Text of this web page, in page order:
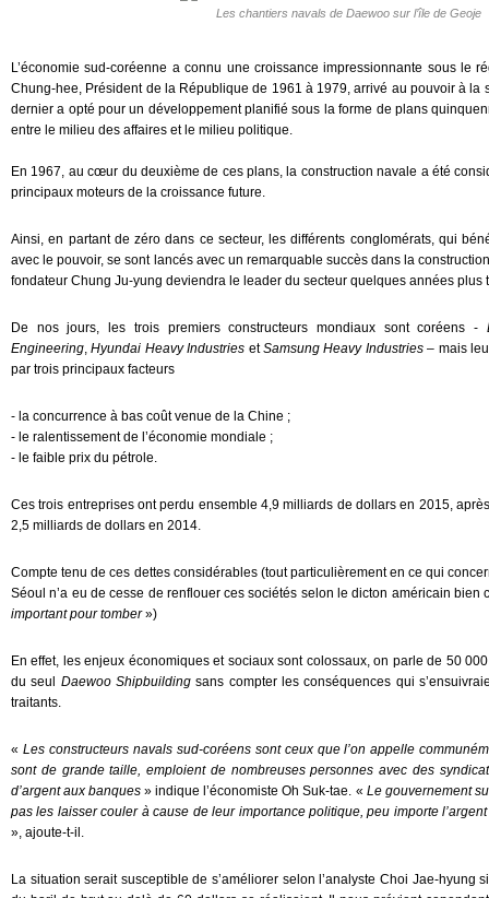
Les chantiers navals de Daewoo sur l’île de Geoje
L’économie sud-coréenne a connu une croissance impressionnante sous le
Chung-hee, Président de la République de 1961 à 1979, arrivé au pouvoir à la
dernier a opté pour un développement planifié sous la forme de plans
entre le milieu des affaires et le milieu politique.
En 1967, au cœur du deuxième de ces plans, la construction navale a été
principaux moteurs de la croissance future.
Ainsi, en partant de zéro dans ce secteur, les différents conglomérats, qui
avec le pouvoir, se sont lancés avec un remarquable succès dans la
fondateur Chung Ju-yung deviendra le leader du secteur quelques années plus
De nos jours, les trois premiers constructeurs mondiaux sont coréens -
Engineering,Hyundai Heavy Industries etSamsung Heavy Industries– mais
par trois principaux facteurs
- la concurrence à bas coût venue de la Chine ;
- le ralentissement de l’économie mondiale ;
- le faible prix du pétrole.
Ces trois entreprises ont perdu ensemble 4,9 milliards de dollars en 2015,
2,5 milliards de dollars en 2014.
Compte tenu de ces dettes considérables (tout particulièrement en ce qui
Séoul n’a eu de cesse de renflouer ces sociétés selon le dicton américain bien
important pour tomber»)
En effet, les enjeux économiques et sociaux sont colossaux, on parle de 50
du seul Daewoo Shipbuilding sans compter les conséquences qui
traitants.
« Les constructeurs navals sud-coréens sont ceux que l’on appelle
sont de grande taille, emploient de nombreuses personnes avec des
d’argent aux banques » indique l’économiste Oh Suk-tae. « Le gouvernement
pas les laisser couler à cause de leur importance politique, peu importe
», ajoute-t-il.
La situation serait susceptible de s’améliorer selon l’analyste Choi Jae-hyung